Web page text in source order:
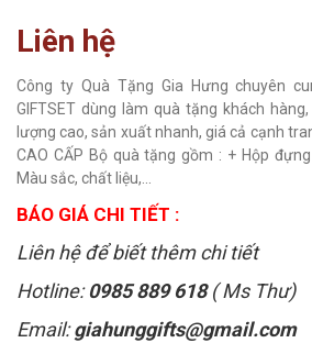
Liên hệ
Công ty Quà Tặng Gia Hưng chuyên
GIFTSET dùng làm quà tặng khách
lượng cao, sản xuất nhanh, giá cả cạnh
CAO CẤP Bộ quà tặng gồm : + Hộp
Màu sắc, chất liệu,...
BÁO GIÁ CHI TIẾT :
Liên hệ để biết thêm chi tiết
Hotline:0985 889 618( Ms Thư)
Email:giahunggifts@gmail.com